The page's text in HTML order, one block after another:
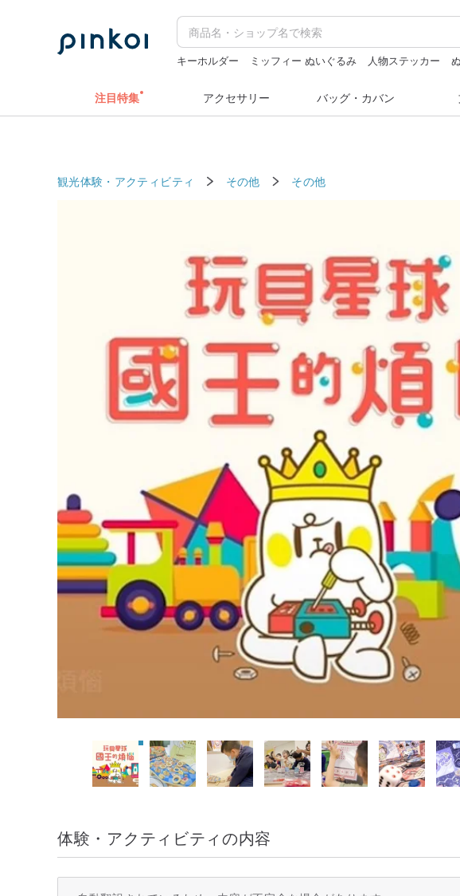
キーホルダー ミッフィー ぬいぐるみ 人物ステッカー
注目特集 アクセサリー バッグ・カバン
観光体験・アクティビティ その他 その他
体験・アクティビティの内容